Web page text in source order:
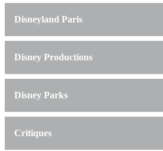
Disneyland Paris
Disney Productions
Disney Parks
Critiques